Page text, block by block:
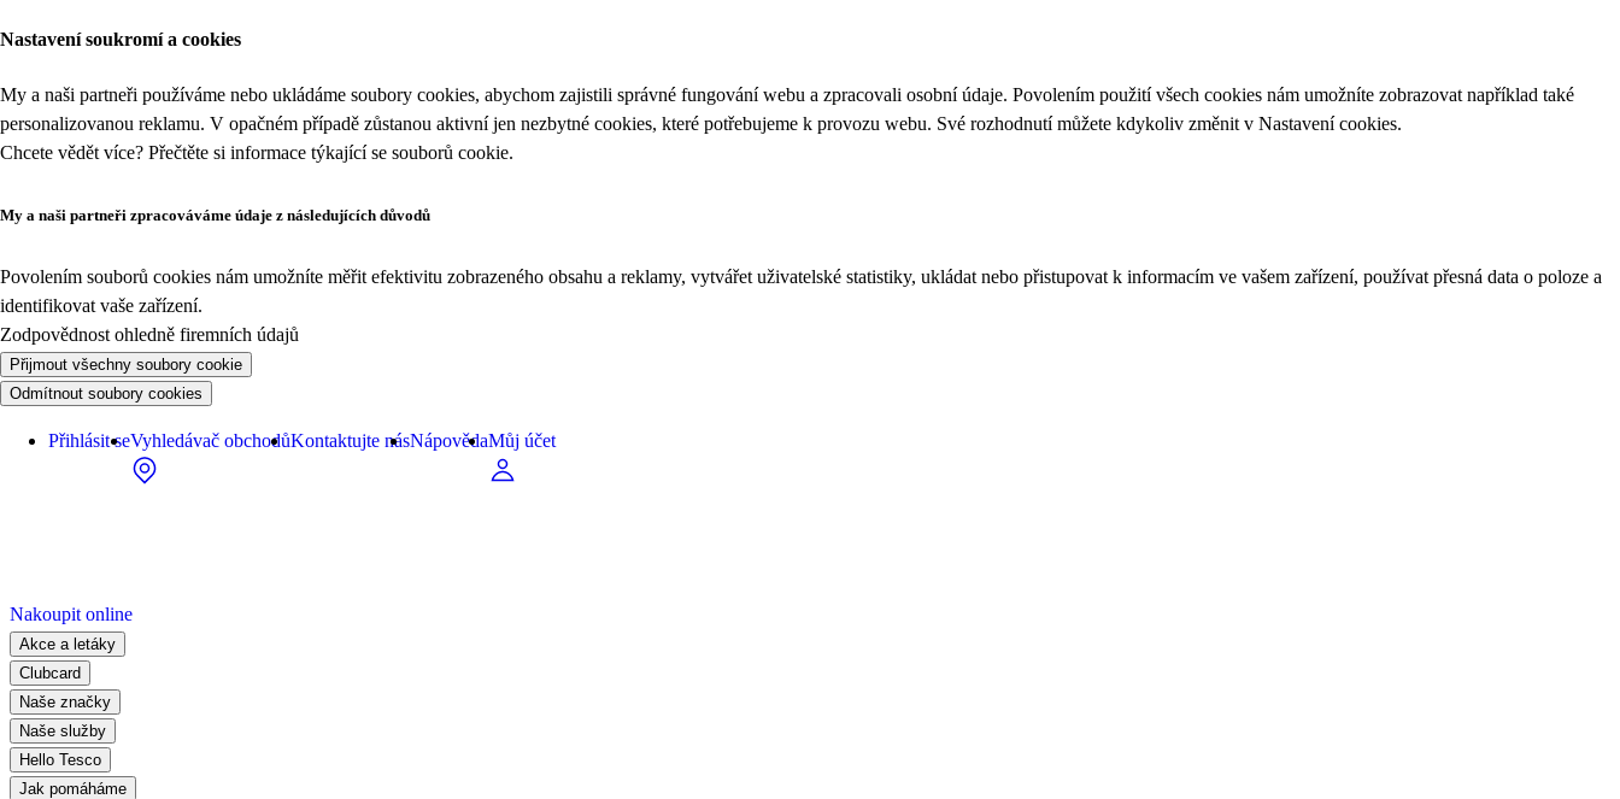
Nastavení soukromí a cookies
My a naši partneři používáme nebo ukládáme soubory cookies, abychom zajistili správné fungování webu a zpracovali osobní údaje. Povolením použití všech cookies nám umožníte zobrazovat například také
personalizovanou reklamu. V opačném případě zůstanou aktivní jen nezbytné cookies, které potřebujeme k provozu webu. Své rozhodnutí můžete kdykoliv změnit v Nastavení cookies.
Chcete vědět více? Přečtěte si informace týkající se souborů cookie.
My a naši partneři zpracováváme údaje z následujících důvodů
Povolením souborů cookies nám umožníte měřit efektivitu zobrazeného obsahu a reklamy, vytvářet uživatelské statistiky, ukládat nebo přistupovat k informacím ve vašem zařízení, používat přesná data o poloze a
identifikovat vaše zařízení.
Zodpovědnost ohledně firemních údajů
Přijmout všechny soubory cookie
Odmítnout soubory cookies
Přihlásit seVyhledávač obchodůKontaktujte násNápovědaMůj účet
Nakoupit online
Akce a letáky
Clubcard
Naše značky
Naše služby
Hello Tesco
Jak pomáháme